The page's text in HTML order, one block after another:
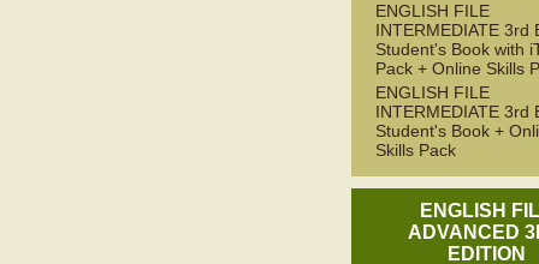
ENGLISH FILE
INTERMEDIATE 3rd
Student's Book with
Pack + Online Skills
ENGLISH FILE
INTERMEDIATE 3rd
Student's Book +
Skills Pack
ENGLISH
ADVANCED
EDITION